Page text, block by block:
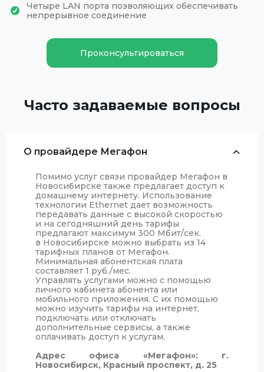
Четыре LAN порта позволяющих обеспечивать
непрерывное соединение
Проконсультироваться
Часто задаваемые вопросы
О провайдере Мегафон
Помимо услуг связи провайдер Мегафон в
Новосибирске также предлагает доступ к
домашнему интернету. Использование
технологии Ethernet дает возможность
передавать данные с высокой скоростью
и на сегодняшний день тарифы
предлагают максимум 300 Мбит/сек.
в Новосибирске можно выбрать из 14
тарифных планов от Мегафон.
Минимальная абонентская плата
составляет 1 руб./мес.
Управлять услугами можно с помощью
личного кабинета абонента или
мобильного приложения. С их помощью
можно изучить тарифы на интернет,
подключать или отключать
дополнительные сервисы, а также
оплачивать доступ к услугам.
Адрес офиса «Мегафон»: г.
Новосибирск, Красный проспект, д. 25